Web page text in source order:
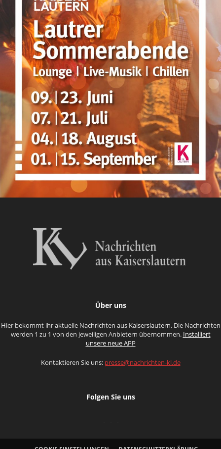
Über uns
Hier bekommt ihr aktuelle Nachrichten aus Kaiserslautern. Die Nachrichten
werden 1 zu 1 von den jeweiligen Anbietern übernommen. Installiert
unsere neue APP
Kontaktieren Sie uns: presse@nachrichten-kl.de
Folgen Sie uns